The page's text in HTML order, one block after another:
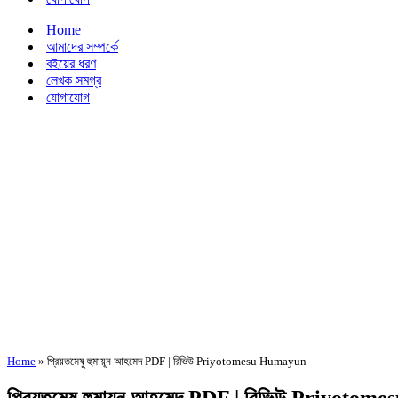
Home
আমাদের সম্পর্কে
বইয়ের ধরণ
লেখক সমগ্র
যোগাযোগ
Home » প্রিয়তমেষু হুমায়ূন আহমেদ PDF | রিভিউ Priyotomesu Humayun